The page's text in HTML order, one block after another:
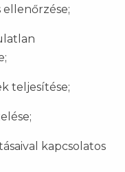
teljesítése;
kapcsolatos